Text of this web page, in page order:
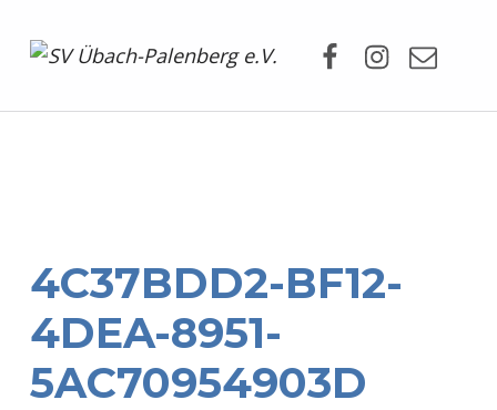
4C37BDD2-BF12-
4DEA-8951-
5AC70954903D